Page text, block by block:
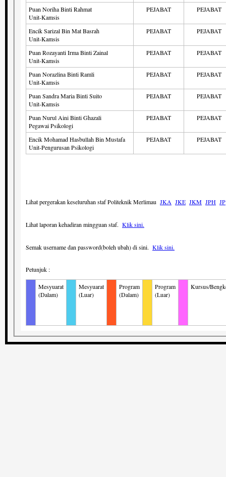
Puan Noriha Binti Rahmat
Unit-Kamsis
PEJABAT PEJABAT
Encik Sarizal Bin Mat Basrah
Unit-Kamsis
PEJABAT PEJABAT
Puan Rozayanti Irma Binti Zainal
Unit-Kamsis
PEJABAT PEJABAT
Puan Norazlina Binti Ramli
Unit-Kamsis
PEJABAT PEJABAT
Puan Sandra Maria Binti Suito
Unit-Kamsis
PEJABAT PEJABAT
Puan Nurul Aini Binti Ghazali
Pegawai Psikologi
PEJABAT PEJABAT
Encik Mohamad Hasbullah Bin Mustafa
Unit-Pengurusan Psikologi
PEJABAT PEJABAT
Lihat pergerakan keseluruhan staf Politeknik Merlimau JKA JKE JKM JPH JP
Lihat laporan kehadiran mingguan staf. Klik sini.
Semak username dan password(boleh ubah) di sini. Klik sini.
Petunjuk :
Mesyuarat
(Dalam)
Mesyuarat
(Luar)
Program
(Dalam)
Program
(Luar)
Kursus/